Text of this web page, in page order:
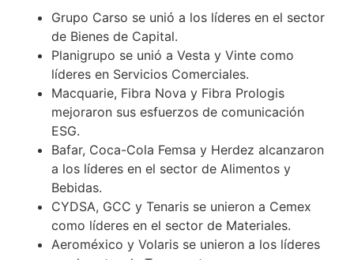
Grupo Carso se unió a los líderes en el sector
de Bienes de Capital.
Planigrupo se unió a Vesta y Vinte como
líderes en Servicios Comerciales.
Macquarie, Fibra Nova y Fibra Prologis
mejoraron sus esfuerzos de comunicación
ESG.
Bafar, Coca-Cola Femsa y Herdez alcanzaron
a los líderes en el sector de Alimentos y
Bebidas.
CYDSA, GCC y Tenaris se unieron a Cemex
como líderes en el sector de Materiales.
Aeroméxico y Volaris se unieron a los líderes